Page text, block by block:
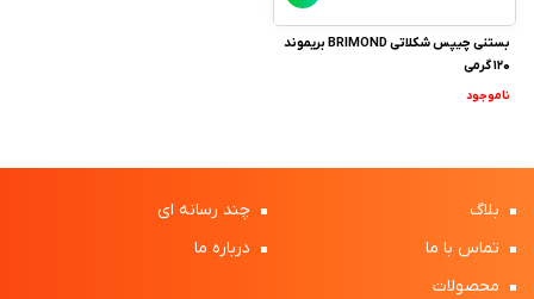
بستنی چیپس شکلاتی BRIMOND بریموند
120 گرمی
ناموجود
بلاگ
چند رسانه ای
تماس با ما
درباره ما
محصولات